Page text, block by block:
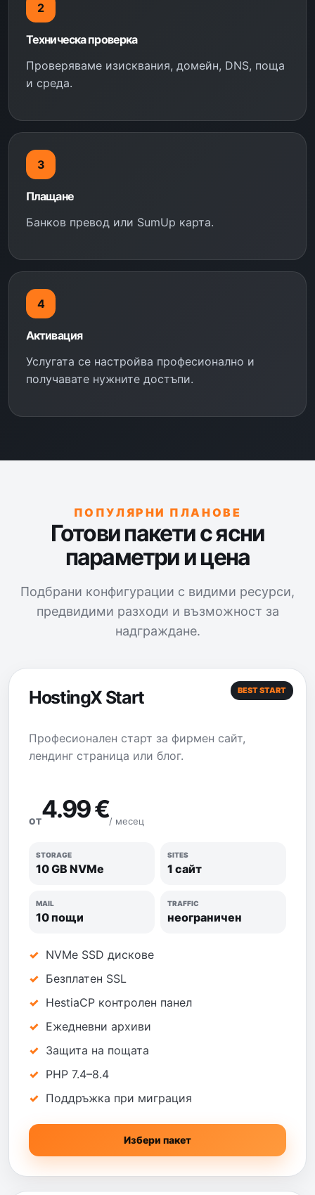
2
Техническа проверка
Проверяваме изисквания, домейн, DNS, поща
и среда.
3
Плащане
Банков превод или SumUp карта.
4
Активация
Услугата се настройва професионално и
получавате нужните достъпи.
ПОПУЛЯРНИ ПЛАНОВЕ
Готови пакети с ясни
параметри и цена
Подбрани конфигурации с видими ресурси,
предвидими разходи и възможност за
надграждане.
BEST START
HostingX Start
Професионален старт за фирмен сайт,
лендинг страница или блог.
ОТ4.99 €/ месец
STORAGE
10 GB NVMe
SITES
1 сайт
MAIL
10 пощи
TRAFFIC
неограничен
NVMe SSD дискове
Безплатен SSL
HestiaCP контролен панел
Ежедневни архиви
Защита на пощата
PHP 7.4–8.4
Поддръжка при миграция
Избери пакет